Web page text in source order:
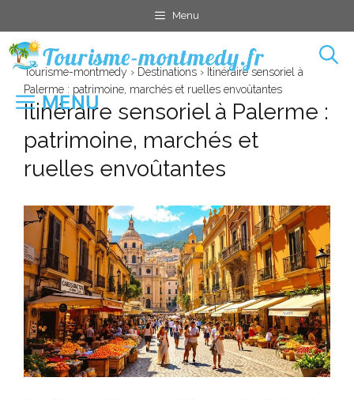
contenu
Menu
MENU
Tourisme-montmedy › Destinations › Itinéraire sensoriel à
Palerme : patrimoine, marchés et ruelles envoûtantes
Itinéraire sensoriel à Palerme :
patrimoine, marchés et
ruelles envoûtantes